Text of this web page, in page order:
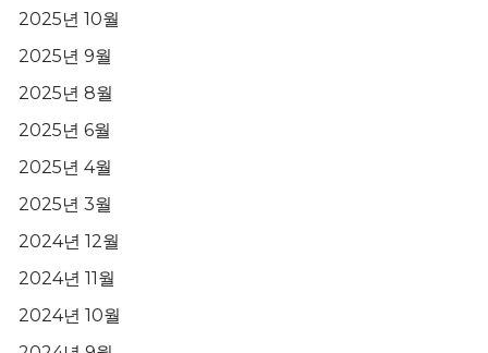
2025년 10월
2025년 9월
2025년 8월
2025년 6월
2025년 4월
2025년 3월
2024년 12월
2024년 11월
2024년 10월